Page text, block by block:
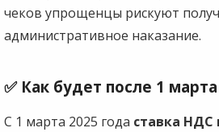
чеков упрощенцы рискуют
административное наказание.
✅ Как будет после 1
С 1 марта 2025 года ставка НДС